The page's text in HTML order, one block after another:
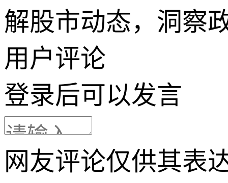
解股市动态，洞察
用户评论
登录后可以发言
网友评论仅供其表